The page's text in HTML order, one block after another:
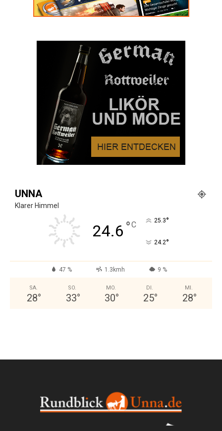
UNNA
Klarer Himmel
24.6 °C 25.3°
24.2°
47 % 1.3kmh 9 %
SA.
28°
SO.
33°
MO.
30°
DI.
25°
MI.
28°